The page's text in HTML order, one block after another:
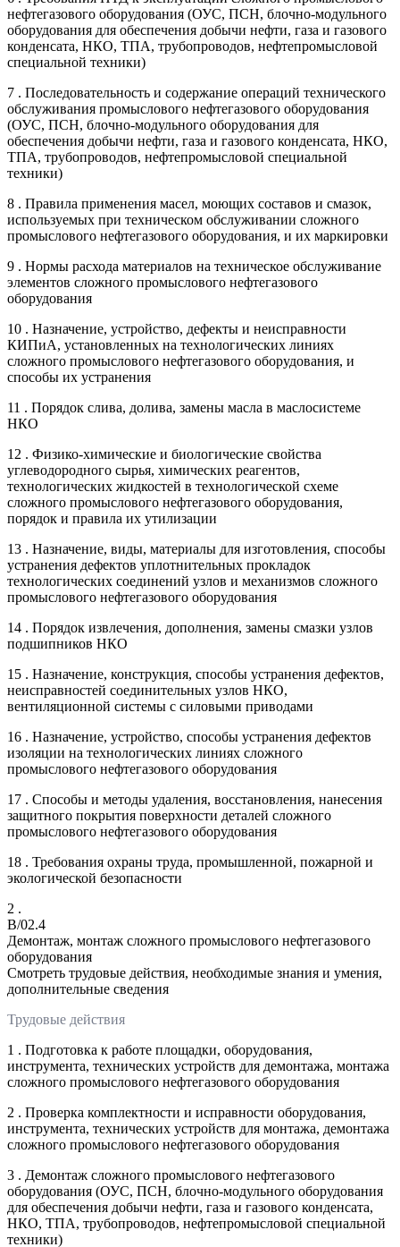
нефтегазового оборудования (ОУС, ПСН, блочно-модульного
оборудования для обеспечения добычи нефти, газа и газового
конденсата, НКО, ТПА, трубопроводов, нефтепромысловой
специальной техники)
7 . Последовательность и содержание операций технического
обслуживания промыслового нефтегазового оборудования
(ОУС, ПСН, блочно-модульного оборудования для
обеспечения добычи нефти, газа и газового конденсата, НКО,
ТПА, трубопроводов, нефтепромысловой специальной
техники)
8 . Правила применения масел, моющих составов и смазок,
используемых при техническом обслуживании сложного
промыслового нефтегазового оборудования, и их маркировки
9 . Нормы расхода материалов на техническое обслуживание
элементов сложного промыслового нефтегазового
оборудования
10 . Назначение, устройство, дефекты и неисправности
КИПиА, установленных на технологических линиях
сложного промыслового нефтегазового оборудования, и
способы их устранения
11 . Порядок слива, долива, замены масла в маслосистеме
НКО
12 . Физико-химические и биологические свойства
углеводородного сырья, химических реагентов,
технологических жидкостей в технологической схеме
сложного промыслового нефтегазового оборудования,
порядок и правила их утилизации
13 . Назначение, виды, материалы для изготовления, способы
устранения дефектов уплотнительных прокладок
технологических соединений узлов и механизмов сложного
промыслового нефтегазового оборудования
14 . Порядок извлечения, дополнения, замены смазки узлов
подшипников НКО
15 . Назначение, конструкция, способы устранения дефектов,
неисправностей соединительных узлов НКО,
вентиляционной системы с силовыми приводами
16 . Назначение, устройство, способы устранения дефектов
изоляции на технологических линиях сложного
промыслового нефтегазового оборудования
17 . Способы и методы удаления, восстановления, нанесения
защитного покрытия поверхности деталей сложного
промыслового нефтегазового оборудования
18 . Требования охраны труда, промышленной, пожарной и
экологической безопасности
2 .
B/02.4
Демонтаж, монтаж сложного промыслового нефтегазового
оборудования
Смотреть трудовые действия, необходимые знания и умения,
дополнительные сведения
Трудовые действия
1 . Подготовка к работе площадки, оборудования,
инструмента, технических устройств для демонтажа, монтажа
сложного промыслового нефтегазового оборудования
2 . Проверка комплектности и исправности оборудования,
инструмента, технических устройств для монтажа, демонтажа
сложного промыслового нефтегазового оборудования
3 . Демонтаж сложного промыслового нефтегазового
оборудования (ОУС, ПСН, блочно-модульного оборудования
для обеспечения добычи нефти, газа и газового конденсата,
НКО, ТПА, трубопроводов, нефтепромысловой специальной
техники)